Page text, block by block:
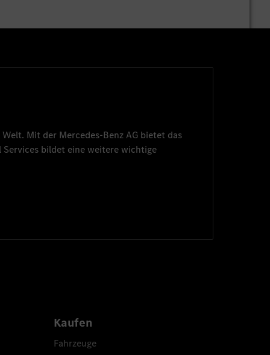
Mit der Mercedes-Benz AG bietet das
Services bildet eine weitere wichtige
Kaufen
Fahrzeuge